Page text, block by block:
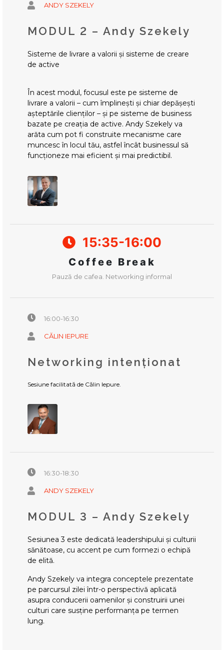
ANDY SZEKELY
MODUL 2 – Andy Szekely
Sisteme de livrare a valorii și sisteme de creare
de active
În acest modul, focusul este pe sisteme de
livrare a valorii – cum împlinești și chiar depășești
așteptările clienților – și pe sisteme de business
bazate pe creația de active. Andy Szekely va
arăta cum pot fi construite mecanisme care
muncesc în locul tău, astfel încât businessul să
funcționeze mai eficient și mai predictibil.
15:35-16:00
Coffee Break
Pauză de cafea. Networking informal
16:00-16:30
CĂLIN IEPURE
Networking intenționat
Sesiune facilitată de Călin Iepure.
16:30-18:30
ANDY SZEKELY
MODUL 3 – Andy Szekely
Sesiunea 3 este dedicată leadershipului și culturii
sănătoase, cu accent pe cum formezi o echipă
de elită.
Andy Szekely va integra conceptele prezentate
pe parcursul zilei într-o perspectivă aplicată
asupra conducerii oamenilor și construirii unei
culturi care susține performanța pe termen
lung.